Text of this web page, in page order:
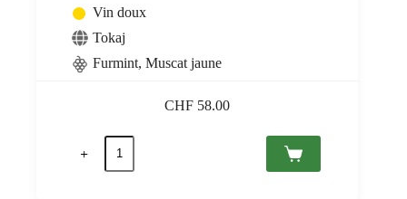
Vin doux
Tokaj
Furmint, Muscat jaune
CHF 58.00
quantité
Tokaji